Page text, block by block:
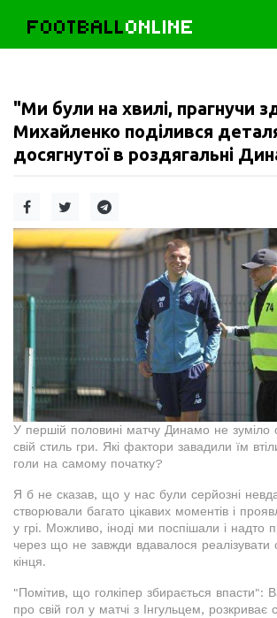
FOOTBALLONLINE
"Ми були на хвилі, прагнучи
Михайленко поділився
досягнутої в роздягальні
У першій половині матчу Динамо не зуміло
свій стиль гри. Які фактори завадили їм
голи на самому початку?
Я б не сказав, що у нас були серйозні
створювали багато цікавих моментів і
у грі. Можливо, іноді ми поспішали і надто
через що не завжди вдавалося реалізувати
кінця.
"Помітив, що голкіпер збирається впасти":
про свій гол у матчі з Інгульцем, розкриває